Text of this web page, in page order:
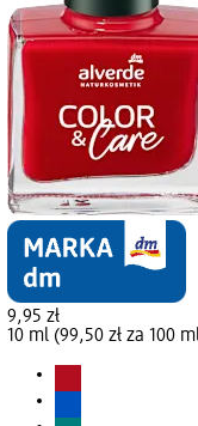
9,95 zł
10 ml (99,50 zł za 100